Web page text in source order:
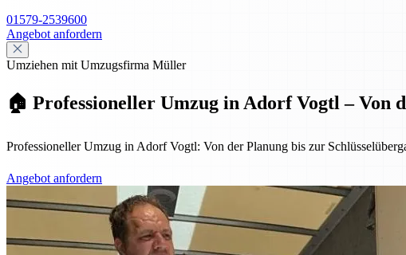
01579-2539600
Angebot anfordern
Umziehen mit Umzugsfirma Müller
🏠 Professioneller Umzug in Adorf Vogtl – Von
Professioneller Umzug in Adorf Vogtl: Von der Planung bis zur
Angebot anfordern